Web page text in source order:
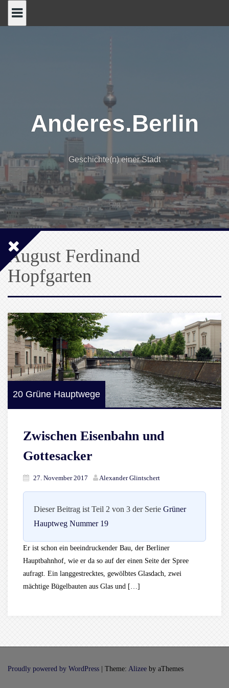
Anderes.Berlin
Geschichte(n) einer Stadt
August Ferdinand
Hopfgarten
20 Grüne Hauptwege
Zwischen Eisenbahn und
Gottesacker
27. November 2017 Alexander Glintschert
Dieser Beitrag ist Teil 2 von 3 der Serie Grüner
Hauptweg Nummer 19
Er ist schon ein beeindruckender Bau, der Berliner
Hauptbahnhof, wie er da so auf der einen Seite der Spree
aufragt. Ein langgestrecktes, gewölbtes Glasdach, zwei
mächtige Bügelbauten aus Glas und […]
Proudly powered by WordPress Theme: Alizee by aThemes